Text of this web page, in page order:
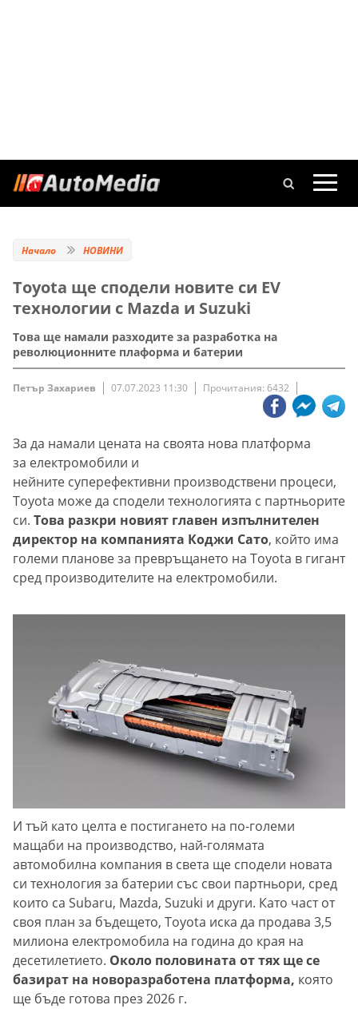
Начало НОВИНИ
Toyota ще сподели новите си EV
технологии с Mazda и Suzuki
Това ще намали разходите за разработка на
революционните плаформа и батерии
Петър Захариев 07.07.2023 11:30 Прочитания: 6432
За да намали цената на своята нова платформа
за електромобили и
нейните суперефективни производствени процеси,
Toyota може да сподели технологията с партньорите
си. Това разкри новият главен изпълнителен
директор на компанията Коджи Сато, който има
големи планове за превръщането на Toyota в гигант
сред производителите на електромобили.
И тъй като целта е постигането на по-големи
мащаби на производство, най-голямата
автомобилна компания в света ще сподели новата
си технология за батерии със свои партньори, сред
които са Subaru, Mazda, Suzuki и други. Като част от
своя план за бъдещето, Toyota иска да продава 3,5
милиона електромобила на година до края на
десетилетието. Около половината от тях ще се
базират на новоразработена платформа, която
ще бъде готова през 2026 г.